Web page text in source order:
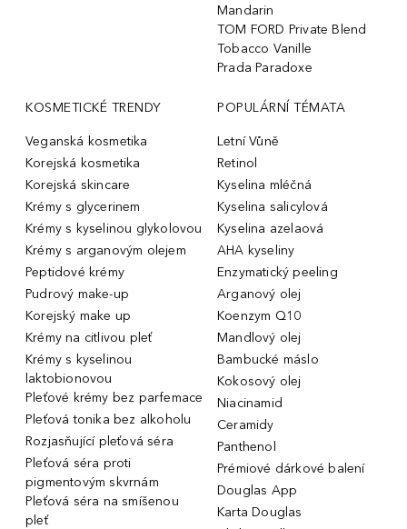
Mandarin
TOM FORD Private Blend
Tobacco Vanille
Prada Paradoxe
KOSMETICKÉ TRENDY
Veganská kosmetika
Korejská kosmetika
Korejská skincare
Krémy s glycerinem
Krémy s kyselinou glykolovou
Krémy s arganovým olejem
Peptidové krémy
Pudrový make-up
Korejský make up
Krémy na citlivou pleť
Krémy s kyselinou
laktobionovou
Pleťové krémy bez parfemace
Pleťová tonika bez alkoholu
Rozjasňující pleťová séra
Pleťová séra proti
pigmentovým skvrnám
Pleťová séra na smíšenou
pleť
POPULÁRNÍ TÉMATA
Letní Vůně
Retinol
Kyselina mléčná
Kyselina salicylová
Kyselina azelaová
AHA kyseliny
Enzymatický peeling
Arganový olej
Koenzym Q10
Mandlový olej
Bambucké máslo
Kokosový olej
Niacinamid
Ceramidy
Panthenol
Prémiové dárkové balení
Douglas App
Karta Douglas